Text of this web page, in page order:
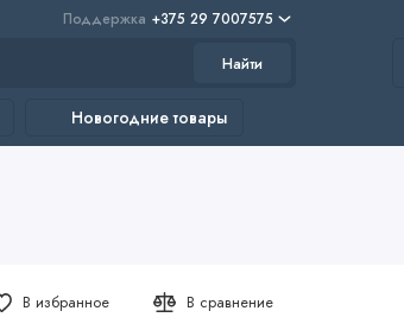
Поддержка +375 29 7007575
Найти
Новогодние товары
В избранное В сравнение